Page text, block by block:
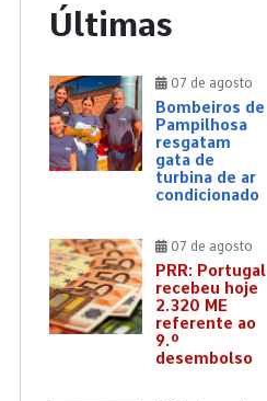
Últimas
07 de agosto
Bombeiros de
Pampilhosa
resgatam
gata de
turbina de ar
condicionado
07 de agosto
PRR: Portugal
recebeu hoje
2.320 ME
referente ao
9.º
desembolso